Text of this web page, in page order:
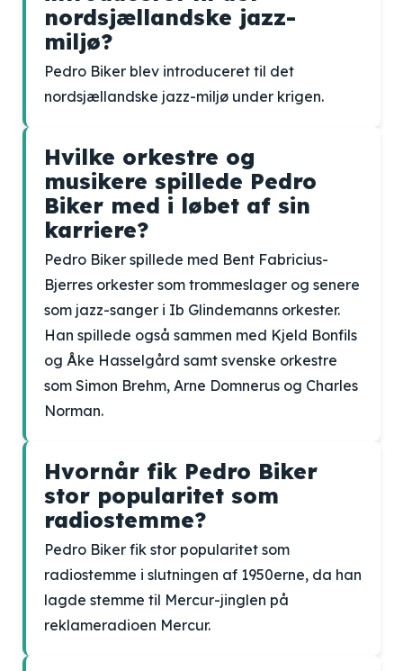
nordsjællandske jazz-
miljø?
Pedro Biker blev introduceret til det
nordsjællandske jazz-miljø under krigen.
Hvilke orkestre og
musikere spillede Pedro
Biker med i løbet af sin
karriere?
Pedro Biker spillede med Bent Fabricius-
Bjerres orkester som trommeslager og senere
som jazz-sanger i Ib Glindemanns orkester.
Han spillede også sammen med Kjeld Bonfils
og Åke Hasselgård samt svenske orkestre
som Simon Brehm, Arne Domnerus og Charles
Norman.
Hvornår fik Pedro Biker
stor popularitet som
radiostemme?
Pedro Biker fik stor popularitet som
radiostemme i slutningen af 1950erne, da han
lagde stemme til Mercur-jinglen på
reklameradioen Mercur.